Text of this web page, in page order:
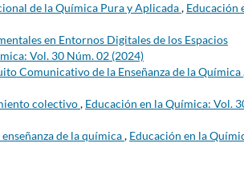
de la Química Pura y Aplicada, Educación
en Entornos Digitales de los Espacios
Vol. 30 Núm. 02 (2024)
Comunicativo de la Enseñanza de la Química
colectivo, Educación en la Química: Vol.
de la química, Educación en la